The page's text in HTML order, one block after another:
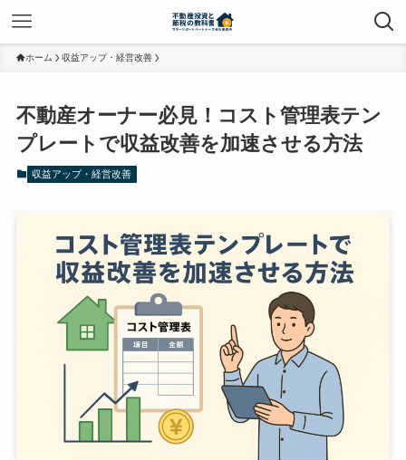
ホーム 収益アップ・経営改善
不動産オーナー必見！コスト管理表テン
プレートで収益改善を加速させる方法
収益アップ・経営改善